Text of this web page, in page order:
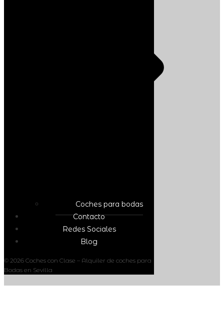
Coches para bodas
Contacto
Redes Sociales
Blog
© 2026 Coches con Clase – Alquiler de coches para
Bodas en Sevilla